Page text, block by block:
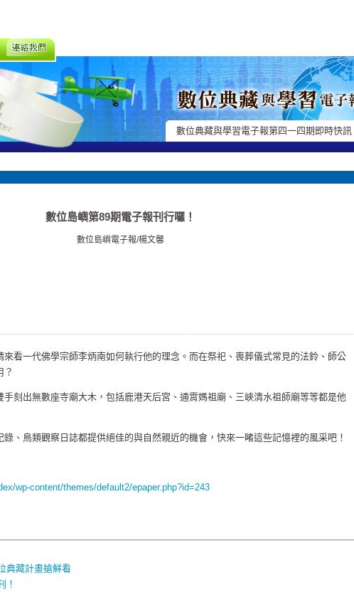
數位典藏與學習電子報第四一四期即時快訊
數位島嶼第89期電子報刊行囉！
數位島嶼電子報/楊文馨
看一代佛學宗師李炳南如何執行他的理念。而在祭祀、喪葬儀式常見的法鈴、師公
？
手刻出無數座寺廟大木，包括鹿港天后宮、通霄媽祖廟、三峽清水祖師廟等等都是他
、鳥類觀察日誌都提供絕佳的與自然親近的機會，快來一睹這些記憶裡的風采吧！
wp-content/themes/default2/epaper.php?id=243
典藏計畫搶鮮看
！